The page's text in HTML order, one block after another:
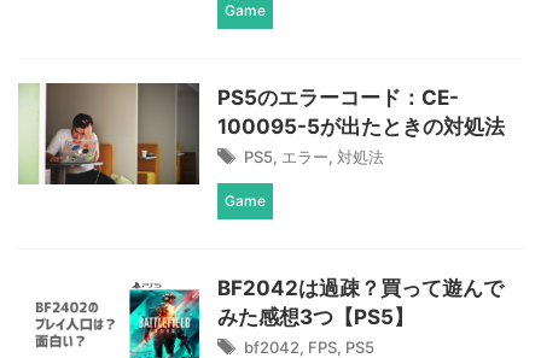
Game
PS5のエラーコード：CE-
100095-5が出たときの対処法
PS5, エラー, 対処法
Game
BF2042は過疎？買って遊んで
みた感想3つ【PS5】
bf2042, FPS, PS5